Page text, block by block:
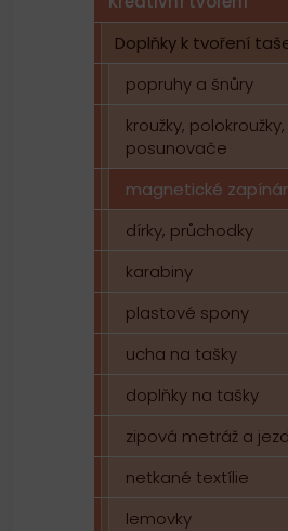
Doplňky k tvoření
popruhy a šnůry
kroužky, polokroužky,
posunovače
magnetické
dírky, průchodky
karabiny
plastové spony
ucha na tašky
doplňky na tašky
zipová metráž a
netkané textílie
lemovky